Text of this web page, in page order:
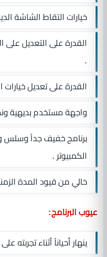
خيارات التقاط الشاشة
القدرة على التعديل
.
القدرة على تعديل خيارات
واجهة مستخدم بديهية
برنامج خفيف جداً وسلس
الكمبيوتر .
خالي من قيود المدة
عيوب البرنامج:
ينهار أحياناً أثناء تجربته